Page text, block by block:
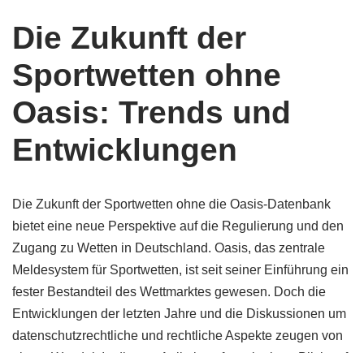
Die Zukunft der
Sportwetten ohne
Oasis: Trends und
Entwicklungen
Die Zukunft der Sportwetten ohne die Oasis-Datenbank
bietet eine neue Perspektive auf die Regulierung und den
Zugang zu Wetten in Deutschland. Oasis, das zentrale
Meldesystem für Sportwetten, ist seit seiner Einführung ein
fester Bestandteil des Wettmarktes gewesen. Doch die
Entwicklungen der letzten Jahre und die Diskussionen um
datenschutzrechtliche und rechtliche Aspekte zeugen von